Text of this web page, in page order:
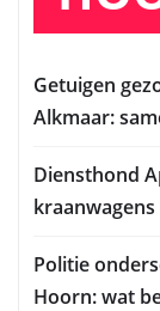
Getuigen
Alkmaar:
Diensthond
Politie
Hoorn: wat